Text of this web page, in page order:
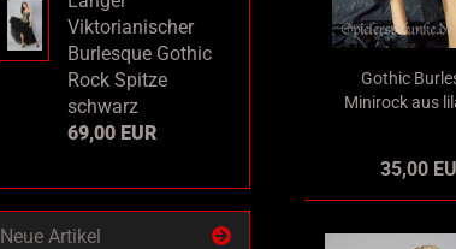
Gothic
Minirock aus
35,00
Viktorianischer
Burlesque Gothic
Rock Spitze
schwarz
69,00 EUR
Neue Artikel